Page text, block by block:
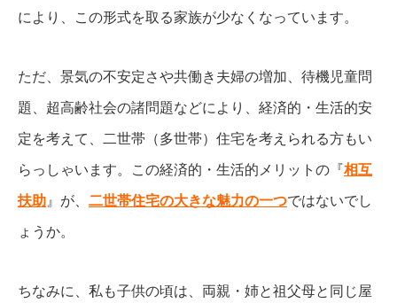
により、この形式を取る家族が少なくなっています。
ただ、景気の不安定さや共働き夫婦の増加、待機児童問
題、超高齢社会の諸問題などにより、経済的・生活的安
定を考えて、二世帯（多世帯）住宅を考えられる方もい
らっしゃいます。この経済的・生活的メリットの『相互
扶助』が、 二世帯住宅の大きな魅力の一つではないでし
ょうか。
ちなみに、私も子供の頃は、両親・姉と祖父母と同じ屋